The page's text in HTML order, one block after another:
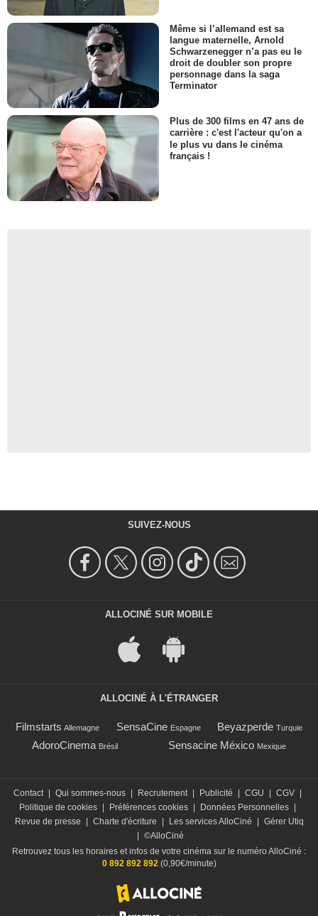
Même si l’allemand est sa
langue maternelle, Arnold
Schwarzenegger n’a pas eu le
droit de doubler son propre
personnage dans la saga
Terminator
Plus de 300 films en 47 ans de
carrière : c'est l'acteur qu'on a
le plus vu dans le cinéma
français !
SUIVEZ-NOUS
ALLOCINÉ SUR MOBILE
ALLOCINÉ À L'ÉTRANGER
Filmstarts Allemagne SensaCine Espagne Beyazperde Turquie
AdoroCinema Brésil Sensacine México Mexique
Contact | Qui sommes-nous | Recrutement | Publicité | CGU | CGV |
Politique de cookies | Préférences cookies | Données Personnelles |
Revue de presse
| Charte d'écriture | Les services AlloCiné | Gérer Utiq
| ©AlloCiné
Retrouvez tous les horaires et infos de votre cinéma sur le numéro AlloCiné :
0 892 892 892 (0,90€/minute)